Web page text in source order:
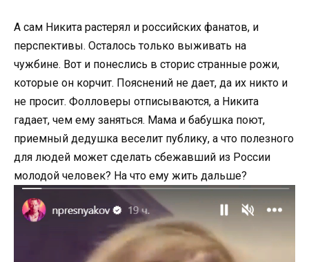
А сам Никита растерял и российских фанатов, и
перспективы. Осталось только выживать на
чужбине. Вот и понеслись в сторис странные рожи,
которые он корчит. Пояснений не дает, да их никто и
не просит. Фолловеры отписываются, а Никита
гадает, чем ему заняться. Мама и бабушка поют,
приемный дедушка веселит публику, а что полезного
для людей может сделать сбежавший из России
молодой человек? На что ему жить дальше?